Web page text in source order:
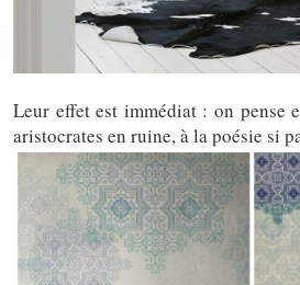
Leur effet est immédiat : on pense
aristocrates en ruine, à la poésie si